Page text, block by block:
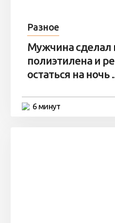
Разное
Мужчина сделал
полиэтилена и
остаться на ночь
6 минут